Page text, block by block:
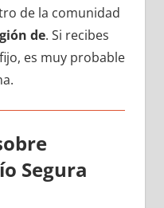
dе la comunidad
de. Si recibes
es muy probable
Segura